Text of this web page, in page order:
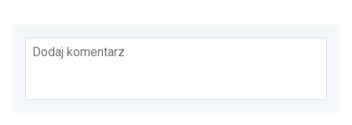
Dodaj komentarz